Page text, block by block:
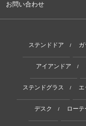
お問い合わせ
ステンドドア / ガ
アイアンドア /
ステンドグラス / エ
デスク / ロー